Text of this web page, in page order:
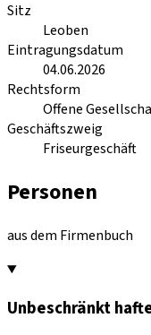
Sitz
Leoben
Eintragungsdatum
04.06.2026
Rechtsform
Offene
Geschäftszweig
Friseurgeschäft
Personen
aus dem Firmenbuch
Unbeschränkt